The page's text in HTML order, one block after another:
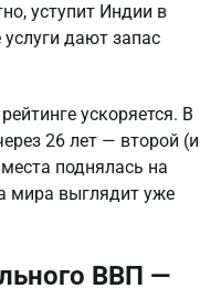
уступит Индии в
дают запас
ускоряется. В
26 лет — второй (и
поднялась на
мира выглядит уже
ВВП —